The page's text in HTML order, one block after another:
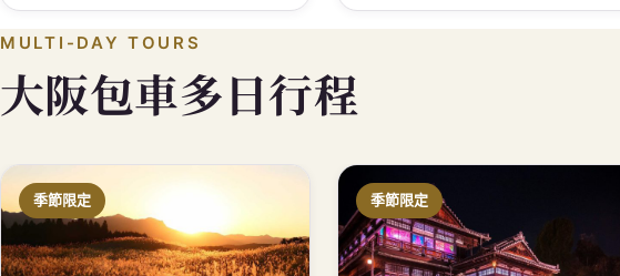
MULTI-DAY TOURS
大阪包車多日行程
季節限定 季節限定